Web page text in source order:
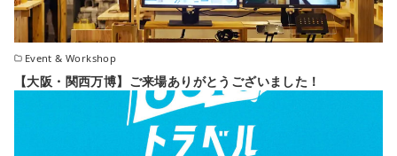
Event & Workshop
【大阪・関西万博】ご来場ありがとうございました！